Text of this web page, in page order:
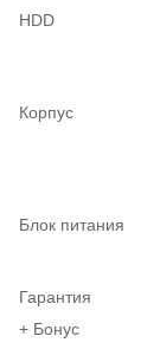
HDD
Корпус
Блок питания
Гарантия
+ Бонус